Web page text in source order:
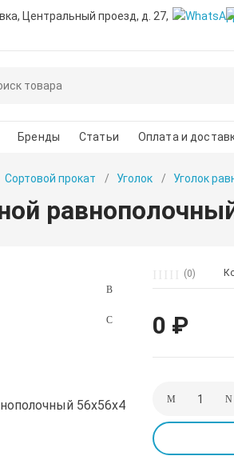
Центральный проезд, д. 27,
Бренды Статьи Оплата и
Сортовой прокат Уголок Уголок
(0)
0 ₽